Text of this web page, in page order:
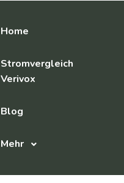
Home
Stromvergleich
Verivox
Blog
Mehr